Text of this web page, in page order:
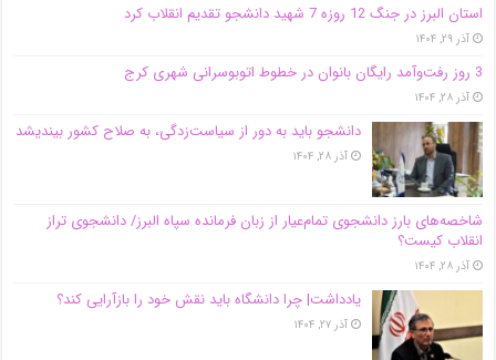
استان البرز در جنگ 12 روزه 7 شهید دانشجو تقدیم انقلاب کرد
آذر ۲۹, ۱۴۰۴
3 روز رفت‌وآمد رایگان بانوان در خطوط اتوبوسرانی شهری کرج
آذر ۲۸, ۱۴۰۴
دانشجو باید به دور از سیاست‌زدگی، به صلاح کشور بیندیشد
آذر ۲۸, ۱۴۰۴
شاخصه‌های بارز دانشجوی تمام‌عیار از زبان فرمانده سپاه البرز/ دانشجوی تراز
انقلاب کیست؟
آذر ۲۸, ۱۴۰۴
یادداشت| چرا دانشگاه باید نقش خود را بازآرایی کند؟
آذر ۲۷, ۱۴۰۴